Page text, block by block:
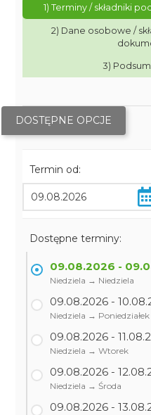
1) Terminy / składniki
2) Dane osobowe /
3)
DOSTĘPNE OPCJE
Termin od:
Dostępne terminy:
09.08.2026 -
Niedziela → Niedziela
09.08.2026 -
Niedziela → Poniedziałek
09.08.2026 -
Niedziela → Wtorek
09.08.2026 -
Niedziela → Środa
09.08.2026 -